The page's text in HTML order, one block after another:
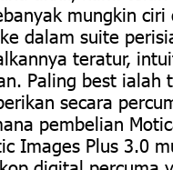
mungkin ciri
dalam suite
teratur,
Paling best ialah
secara
pembelian
Images Plus 3.0